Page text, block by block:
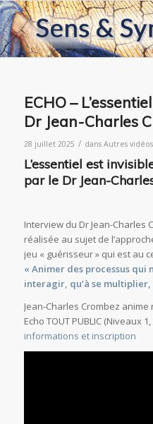
ECHO –
Dr Jean-Charles
28 juillet 2025 / dans Autres vidéos
L’essentiel est
par le Dr Jean-
Interview du Dr Jean-Charles
réalisée au sujet de
jeu « guérisseur » qui est au
« Animer des processus qui
interagir, qu’à se multiplier,
Jean-Charles Crombez
Echo TOUT PUBLIC (Niveaux
informations et inscription